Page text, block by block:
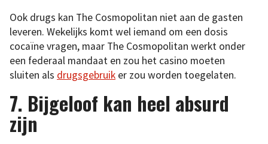
Ook drugs kan The Cosmopolitan niet aan de gasten
leveren. Wekelijks komt wel iemand om een dosis
cocaïne vragen, maar The Cosmopolitan werkt onder
een federaal mandaat en zou het casino moeten
sluiten als drugsgebruik er zou worden toegelaten.
7. Bijgeloof kan heel absurd
zijn